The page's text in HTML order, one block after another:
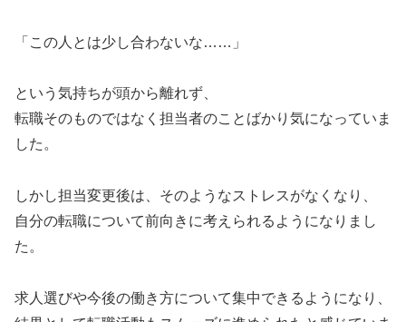
「この人とは少し合わないな……」
という気持ちが頭から離れず、
転職そのものではなく担当者のことばかり気になっていま
した。
しかし担当変更後は、そのようなストレスがなくなり、
自分の転職について前向きに考えられるようになりまし
た。
求人選びや今後の働き方について集中できるようになり、